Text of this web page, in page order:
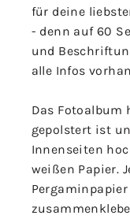
für deine
- denn auf 60
und
alle Infos
Das Fotoalbum
gepolstert ist
Innenseiten
weißen Papier.